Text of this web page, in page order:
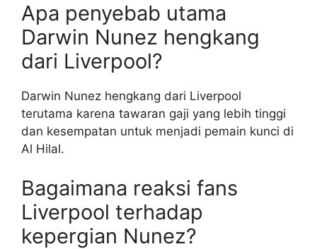
Apa penyebab utama
Darwin Nunez hengkang
dari Liverpool?
Darwin Nunez hengkang dari Liverpool
terutama karena tawaran gaji yang lebih tinggi
dan kesempatan untuk menjadi pemain kunci di
Al Hilal.
Bagaimana reaksi fans
Liverpool terhadap
kepergian Nunez?